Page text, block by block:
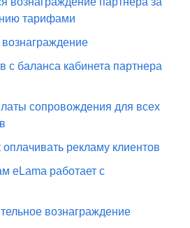
тарифами
с баланса кабинета партнера
сопровождения для всех
рекламу клиентов
eLama работает с
вознаграждение